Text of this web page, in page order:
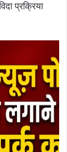
प्रक्रिया